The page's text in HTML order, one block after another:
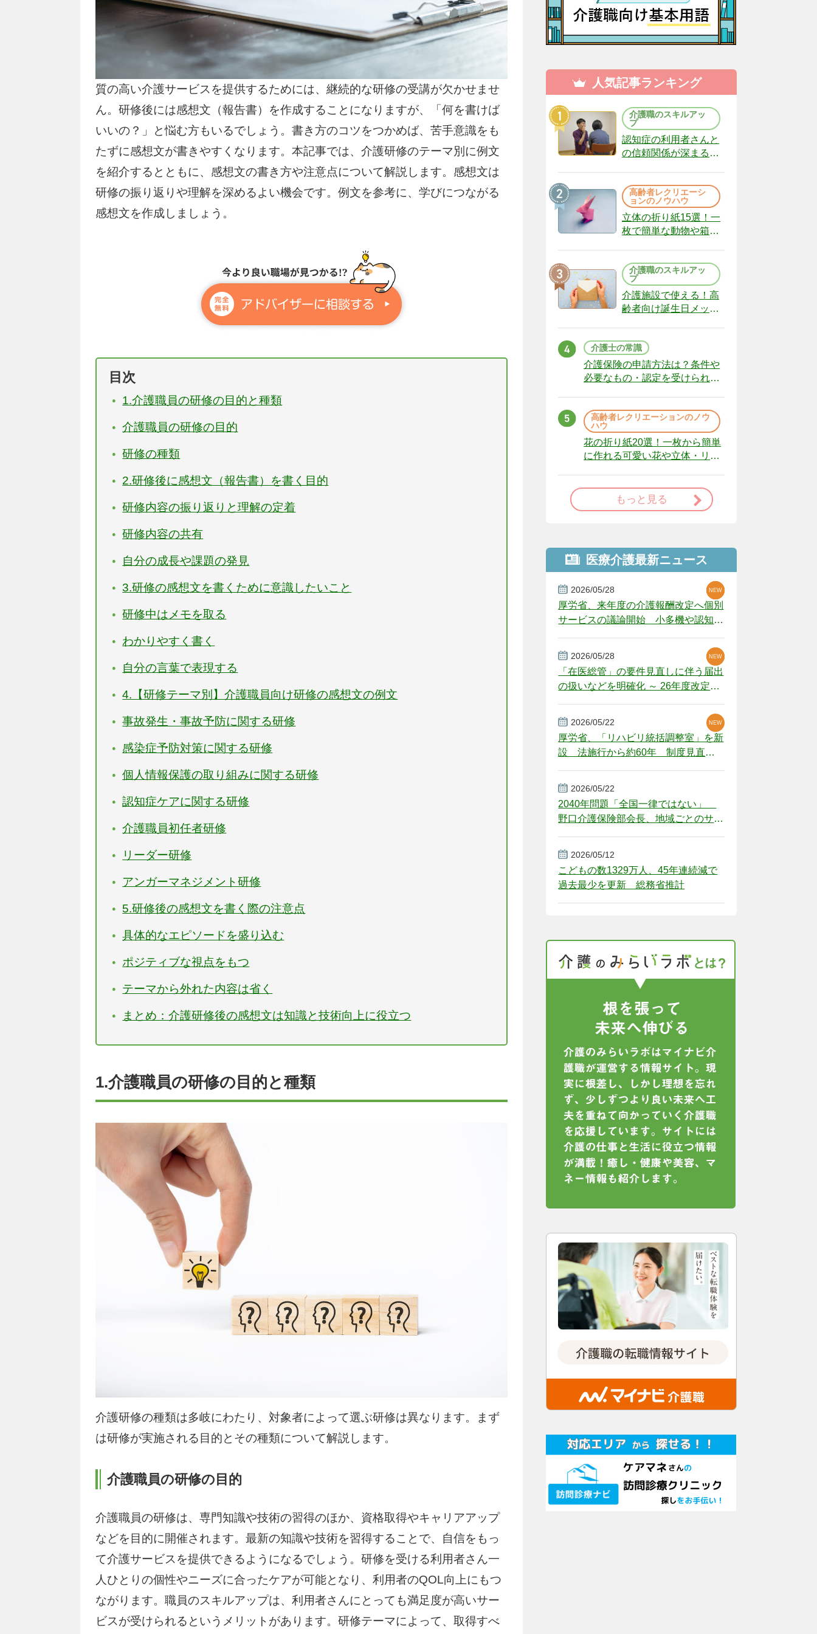
質の高い介護サービスを提供するためには、継続的な研修の受講が欠かせませ
ん。研修後には感想文（報告書）を作成することになりますが、「何を書けば
いいの？」と悩む方もいるでしょう。書き方のコツをつかめば、苦手意識をも
たずに感想文が書きやすくなります。本記事では、介護研修のテーマ別に例文
を紹介するとともに、感想文の書き方や注意点について解説します。感想文は
研修の振り返りや理解を深めるよい機会です。例文を参考に、学びにつながる
感想文を作成しましょう。
目次
1.介護職員の研修の目的と種類
介護職員の研修の目的
研修の種類
2.研修後に感想文（報告書）を書く目的
研修内容の振り返りと理解の定着
研修内容の共有
自分の成長や課題の発見
3.研修の感想文を書くために意識したいこと
研修中はメモを取る
わかりやすく書く
自分の言葉で表現する
4.【研修テーマ別】介護職員向け研修の感想文の例文
事故発生・事故予防に関する研修
感染症予防対策に関する研修
個人情報保護の取り組みに関する研修
認知症ケアに関する研修
介護職員初任者研修
リーダー研修
アンガーマネジメント研修
5.研修後の感想文を書く際の注意点
具体的なエピソードを盛り込む
ポジティブな視点をもつ
テーマから外れた内容は省く
まとめ：介護研修後の感想文は知識と技術向上に役立つ
1.介護職員の研修の目的と種類
介護研修の種類は多岐にわたり、対象者によって選ぶ研修は異なります。まず
は研修が実施される目的とその種類について解説します。
介護職員の研修の目的
介護職員の研修は、専門知識や技術の習得のほか、資格取得やキャリアアップ
などを目的に開催されます。最新の知識や技術を習得することで、自信をもっ
て介護サービスを提供できるようになるでしょう。研修を受ける利用者さん一
人ひとりの個性やニーズに合ったケアが可能となり、利用者のQOL向上にもつ
ながります。職員のスキルアップは、利用者さんにとっても満足度が高いサー
ビスが受けられるというメリットがあります。研修テーマによって、取得すべ
人気記事ランキング
介護職のスキルアッ
プ
認知症の利用者さんと
の信頼関係が深まる声
（22）
高齢者レクリエーシ
ョンのノウハウ
立体の折り紙15選！一
枚で簡単な動物や箱、
介護職のスキルアッ
プ
介護施設で使える！高
齢者向け誕生日メッセ
介護士の常識
介護保険の申請方法は？条件や
必要なもの・認定を受けられな
高齢者レクリエーションのノウ
ハウ
花の折り紙20選！一枚から簡単
に作れる可愛い花や立体・リー
もっと見る
医療介護最新ニュース
2026/05/28
厚労省、来年度の介護報酬改定へ個別
サービスの議論開始 小多機や認知症
NEW
NEW
NEW
2026/05/28
「在医総管」の要件見直しに伴う届出
の扱いなどを明確化 ～ 26年度改定疑
NEW
NEW
2026/05/22
厚労省、「リハビリ統括調整室」を新
設 法施行から約60年 制度見直し
NEW
2026/05/22
2040年問題「全国一律ではない」
野口介護保険部会長、地域ごとのサー
2026/05/12
こどもの数1329万人、45年連続減で
過去最少を更新 総務省推計